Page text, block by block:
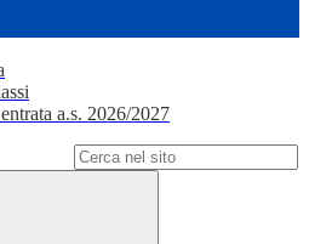
a.s. 2026/2027